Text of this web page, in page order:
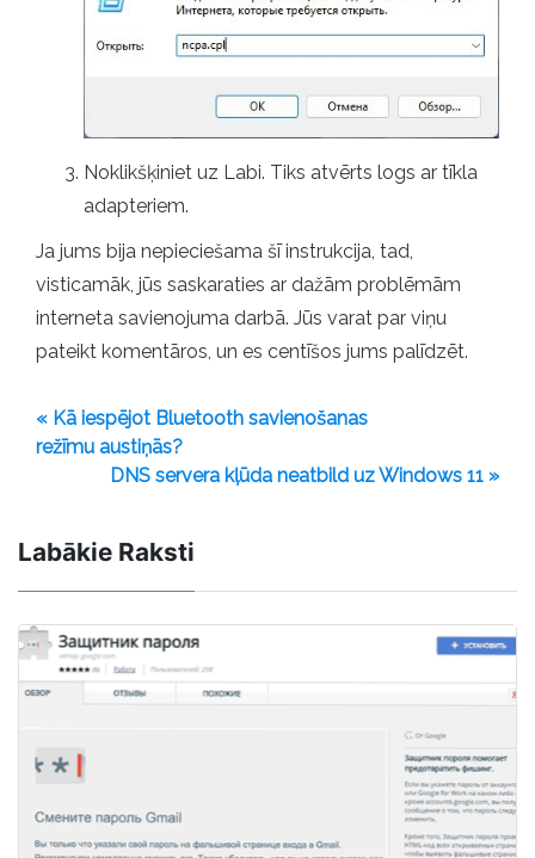
Noklikšķiniet uz Labi. Tiks atvērts logs ar tīkla
adapteriem.
Ja jums bija nepieciešama šī instrukcija, tad,
visticamāk, jūs saskaraties ar dažām problēmām
interneta savienojuma darbā. Jūs varat par viņu
pateikt komentāros, un es centīšos jums palīdzēt.
« Kā iespējot Bluetooth savienošanas
režīmu austiņās?
DNS servera kļūda neatbild uz Windows 11 »
Labākie Raksti